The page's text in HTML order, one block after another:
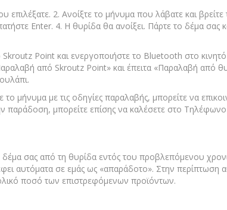
2. Ανοίξτε το μήνυμα που λάβατε και
Enter. 4. Η θυρίδα θα ανοίξει. Πάρτε το δέμα σας
Point και ενεργοποιήστε το Bluetooth στο κινητό
από Skroutz Point» και έπειτα «Παραλαβή από
μήνυμα με τις οδηγίες παραλαβής, μπορείτε να
παράδοση, μπορείτε επίσης να καλέσετε στο
σας από τη θυρίδα εντός του προβλεπόμενου
αυτόματα σε εμάς ως «απαράδοτο». Στην περίπτωση
ποσό των επιστρεφόμενων προϊόντων.